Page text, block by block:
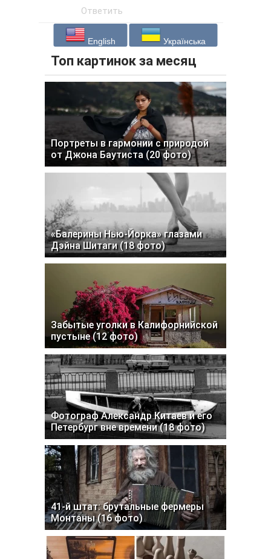
Ответить
English Українська
Топ картинок за месяц
Портреты в гармонии с природой
от Джона Баутиста (20 фото)
«Балерины Нью-Йорка» глазами
Дэйна Шитаги (18 фото)
Забытые уголки в Калифорнийской
пустыне (12 фото)
Фотограф Александр Китаев и его
Петербург вне времени (18 фото)
41-й штат: брутальные фермеры
Монтаны (16 фото)